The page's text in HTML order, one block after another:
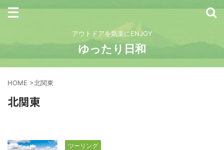
アウトドアを気楽にENJOY
ゆったり日和
HOME >北関東
北関東
ツーリング